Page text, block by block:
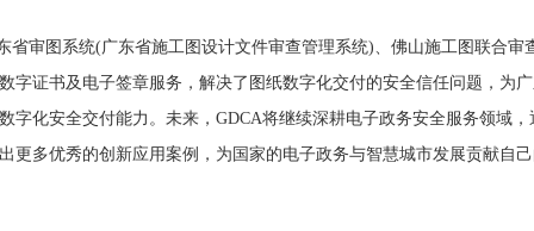
图系统(广东省施工图设计文件审查管理系统)、佛山施工图联合审
字证书及电子签章服务，解决了图纸数字化交付的安全信任问题，为
字化安全交付能力。未来，GDCA将继续深耕电子政务安全服务领域，
更多优秀的创新应用案例，为国家的电子政务与智慧城市发展贡献自